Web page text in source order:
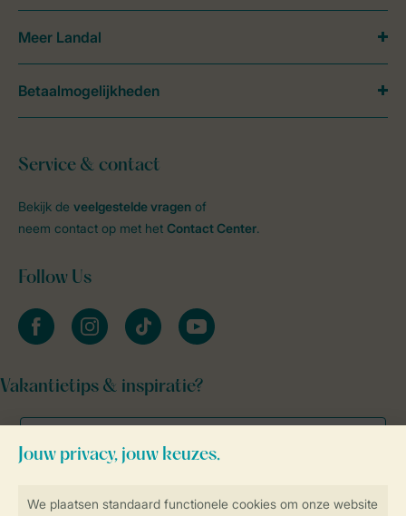
Service & contact
Bekijk de veelgestelde vragen of
neem contact op met het Contact Center.
Follow Us
facebookinstagramtiktok youtube
Vakantietips & inspiratie?
Meer Landal
Betaalmogelijkheden